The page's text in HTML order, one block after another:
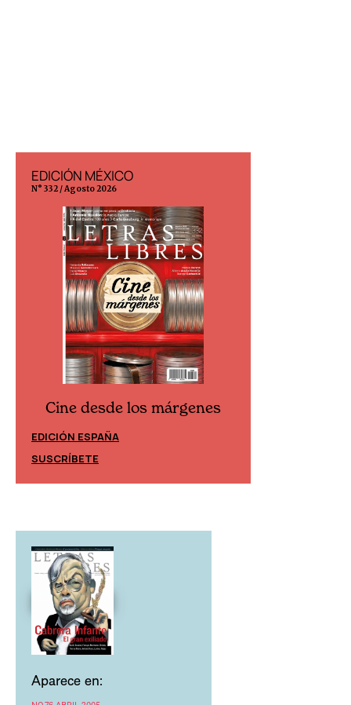
EDICIÓN MÉXICO
N° 332 / Agosto 2026
Cine desde los márgenes
EDICIÓN ESPAÑA
SUSCRÍBETE
Aparece en: